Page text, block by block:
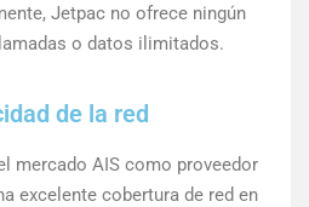
Jetpac no ofrece ningún
o datos ilimitados.
de la red
mercado AIS como proveedor
excelente cobertura de red en